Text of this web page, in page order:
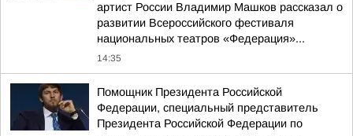
артист России Владимир Машков рассказал о
развитии Всероссийского фестиваля
национальных театров «Федерация»...
14:35
Помощник Президента Российской
Федерации, специальный представитель
Президента Российской Федерации по